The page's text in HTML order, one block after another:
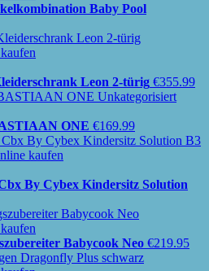
Baby Pool
Leon 2-türig €355.99
ONE €169.99
By Cybex Kindersitz Solution
Babycook Neo €219.95